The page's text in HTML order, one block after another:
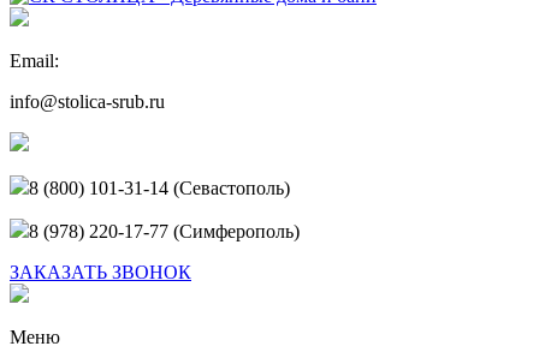
Email:
info@stolica-srub.ru
8 (800) 101-31-14 (Севастополь)
8 (978) 220-17-77 (Симферополь)
ЗАКАЗАТЬ ЗВОНОК
Меню